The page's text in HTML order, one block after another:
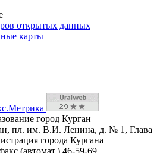
открытых данных
карты
город Курган
пл. им. В.И. Ленина, д. № 1, Глава
города Кургана
(автомат.) 46-59-69